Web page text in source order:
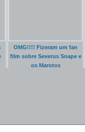
OMG!!!! Fizeram um fan
film sobre Severus Snape e
os Marotos